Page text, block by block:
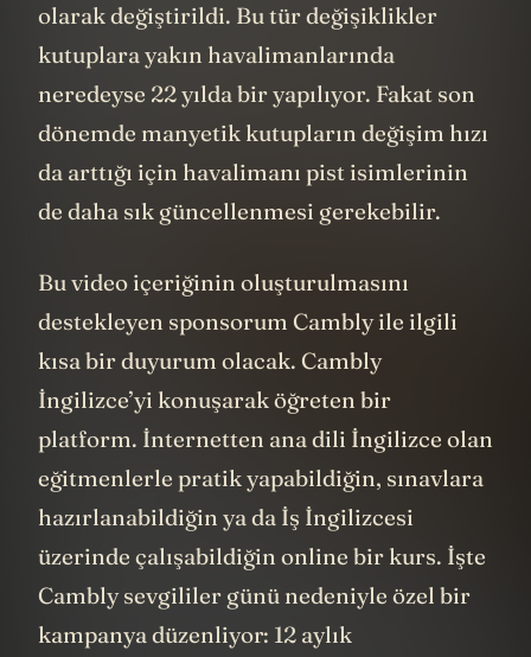
olarak değiştirildi. Bu tür değişiklikler
kutuplara yakın havalimanlarında
neredeyse 22 yılda bir yapılıyor. Fakat son
dönemde manyetik kutupların değişim hızı
da arttığı için havalimanı pist isimlerinin
de daha sık güncellenmesi gerekebilir.
Bu video içeriğinin oluşturulmasını
destekleyen sponsorum Cambly ile ilgili
kısa bir duyurum olacak. Cambly
İngilizce’yi konuşarak öğreten bir
platform. İnternetten ana dili İngilizce olan
eğitmenlerle pratik yapabildiğin, sınavlara
hazırlanabildiğin ya da İş İngilizcesi
üzerinde çalışabildiğin online bir kurs. İşte
Cambly sevgililer günü nedeniyle özel bir
kampanya düzenliyor: 12 aylık